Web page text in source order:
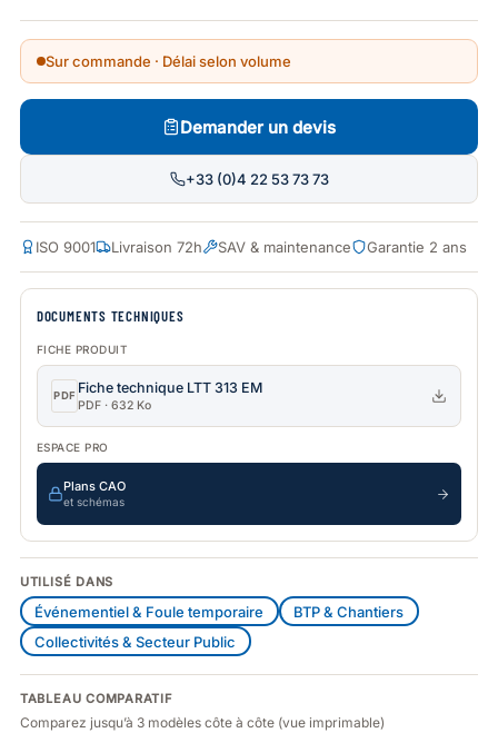
Sur commande · Délai selon volume
Demander un devis
+33 (0)4 22 53 73 73
ISO 9001 Livraison 72h SAV & maintenance Garantie 2 ans
DOCUMENTS TECHNIQUES
FICHE PRODUIT
PDF Fiche technique LTT 313 EM
PDF · 632 Ko
ESPACE PRO
Plans CAO
et schémas
UTILISÉ DANS
Événementiel & Foule temporaire
BTP & Chantiers
Collectivités & Secteur Public
TABLEAU COMPARATIF
Comparez jusqu’à 3 modèles côte à côte (vue imprimable)